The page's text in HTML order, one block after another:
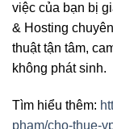
việc của bạn bị
& Hosting
thuật tận tâm,
không phát sinh.
Tìm hiểu thêm:
pham/cho-thue-